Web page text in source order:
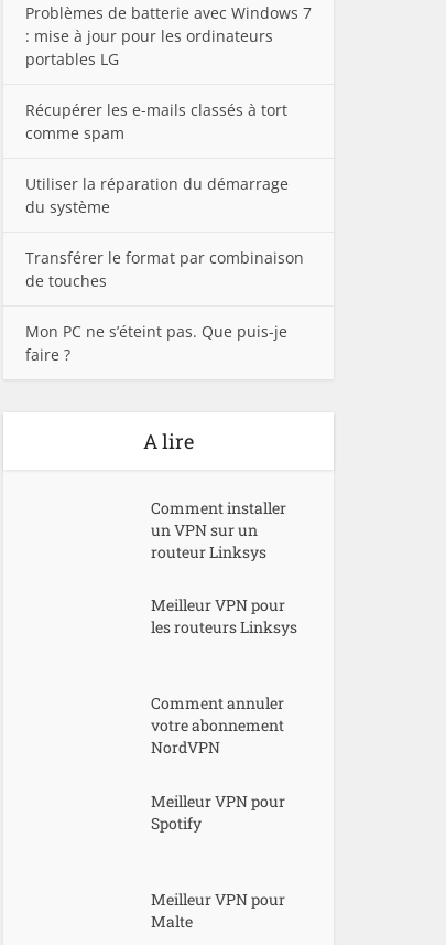
Problèmes de batterie avec Windows 7
: mise à jour pour les ordinateurs
portables LG
Récupérer les e-mails classés à tort
comme spam
Utiliser la réparation du démarrage
du système
Transférer le format par combinaison
de touches
Mon PC ne s’éteint pas. Que puis-je
faire ?
A lire
Comment installer
un VPN sur un
routeur Linksys
Meilleur VPN pour
les routeurs Linksys
Comment annuler
votre abonnement
NordVPN
Meilleur VPN pour
Spotify
Meilleur VPN pour
Malte